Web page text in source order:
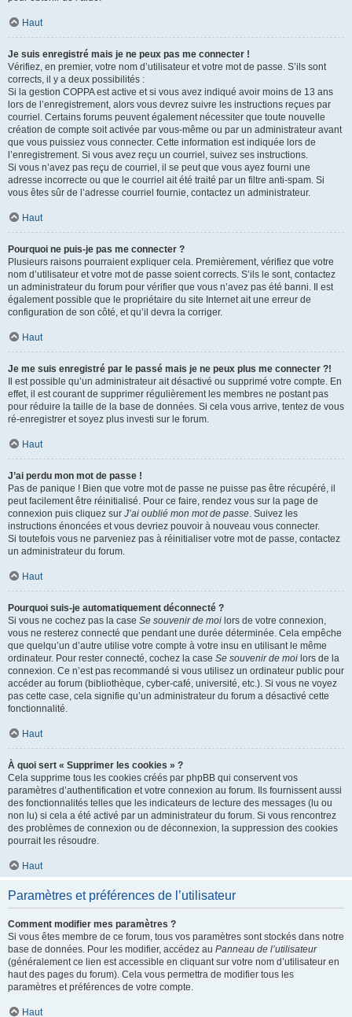
Haut
Je suis enregistré mais je ne peux pas me connecter !
Vérifiez, en premier, votre nom d’utilisateur et votre mot de passe. S’ils sont
corrects, il y a deux possibilités :
Si la gestion COPPA est active et si vous avez indiqué avoir moins de 13 ans
lors de l’enregistrement, alors vous devrez suivre les instructions reçues par
courriel. Certains forums peuvent également nécessiter que toute nouvelle
création de compte soit activée par vous-même ou par un administrateur avant
que vous puissiez vous connecter. Cette information est indiquée lors de
l’enregistrement. Si vous avez reçu un courriel, suivez ses instructions.
Si vous n’avez pas reçu de courriel, il se peut que vous ayez fourni une
adresse incorrecte ou que le courriel ait été traité par un filtre anti-spam. Si
vous êtes sûr de l’adresse courriel fournie, contactez un administrateur.
Haut
Pourquoi ne puis-je pas me connecter ?
Plusieurs raisons pourraient expliquer cela. Premièrement, vérifiez que votre
nom d’utilisateur et votre mot de passe soient corrects. S’ils le sont, contactez
un administrateur du forum pour vérifier que vous n’avez pas été banni. Il est
également possible que le propriétaire du site Internet ait une erreur de
configuration de son côté, et qu’il devra la corriger.
Haut
Je me suis enregistré par le passé mais je ne peux plus me connecter ?!
Il est possible qu’un administrateur ait désactivé ou supprimé votre compte. En
effet, il est courant de supprimer régulièrement les membres ne postant pas
pour réduire la taille de la base de données. Si cela vous arrive, tentez de vous
ré-enregistrer et soyez plus investi sur le forum.
Haut
J’ai perdu mon mot de passe !
Pas de panique ! Bien que votre mot de passe ne puisse pas être récupéré, il
peut facilement être réinitialisé. Pour ce faire, rendez vous sur la page de
connexion puis cliquez sur J’ai oublié mon mot de passe. Suivez les
instructions énoncées et vous devriez pouvoir à nouveau vous connecter.
Si toutefois vous ne parveniez pas à réinitialiser votre mot de passe, contactez
un administrateur du forum.
Haut
Pourquoi suis-je automatiquement déconnecté ?
Si vous ne cochez pas la case Se souvenir de moi lors de votre connexion,
vous ne resterez connecté que pendant une durée déterminée. Cela empêche
que quelqu’un d’autre utilise votre compte à votre insu en utilisant le même
ordinateur. Pour rester connecté, cochez la case Se souvenir de moi lors de la
connexion. Ce n’est pas recommandé si vous utilisez un ordinateur public pour
accéder au forum (bibliothèque, cyber-café, université, etc.). Si vous ne voyez
pas cette case, cela signifie qu’un administrateur du forum a désactivé cette
fonctionnalité.
Haut
À quoi sert « Supprimer les cookies » ?
Cela supprime tous les cookies créés par phpBB qui conservent vos
paramètres d’authentification et votre connexion au forum. Ils fournissent aussi
des fonctionnalités telles que les indicateurs de lecture des messages (lu ou
non lu) si cela a été activé par un administrateur du forum. Si vous rencontrez
des problèmes de connexion ou de déconnexion, la suppression des cookies
pourrait les résoudre.
Haut
Paramètres et préférences de l’utilisateur
Comment modifier mes paramètres ?
Si vous êtes membre de ce forum, tous vos paramètres sont stockés dans notre
base de données. Pour les modifier, accédez au Panneau de l’utilisateur
(généralement ce lien est accessible en cliquant sur votre nom d’utilisateur en
haut des pages du forum). Cela vous permettra de modifier tous les
paramètres et préférences de votre compte.
Haut